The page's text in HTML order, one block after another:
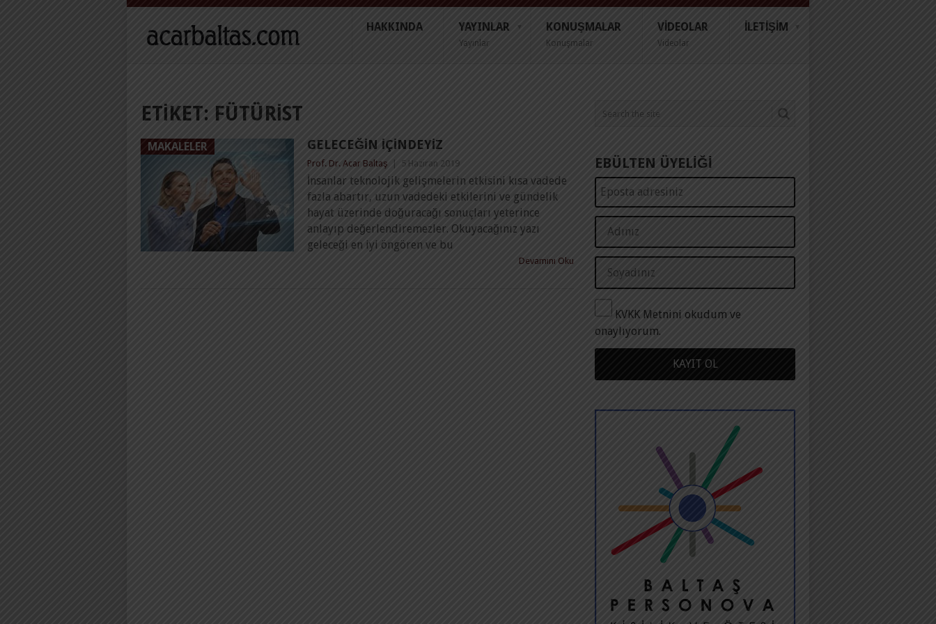
HAKKINDA YAYINLAR
Yayınlar
KONUŞMALAR
Konuşmalar
VIDEOLAR
Videolar
İLETIŞIM
ETIKET: FÜTÜRIST
MAKALELER GELECEĞIN İÇINDEYIZ
Prof. Dr. Acar Baltaş 5 Haziran 2019
İnsanlar teknolojik gelişmelerin etkisini kısa vadede
fazla abartır, uzun vadedeki etkilerini ve gündelik
hayat üzerinde doğuracağı sonuçları yeterince
anlayıp değerlendiremezler. Okuyacağınız yazı
geleceği en iyi öngören ve bu
Devamını Oku
EBÜLTEN ÜYELİĞİ
KVKK Metnini okudum ve
onaylıyorum.